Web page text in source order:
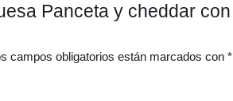
Panceta y cheddar con
campos obligatorios están marcados con *